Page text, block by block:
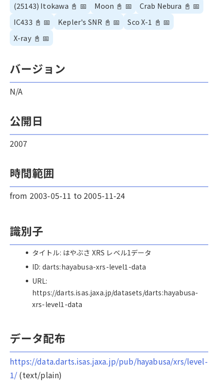
(25143) Itokawa 📓 📅 Moon 📓 📅 Crab Nebura 📓 📅
IC433 📓 📅 Kepler's SNR 📓 📅 Sco X-1 📓 📅
X-ray 📓 📅
バージョン
N/A
公開日
2007
時間範囲
from 2003-05-11 to 2005-11-24
識別子
タイトル: はやぶさ XRS レベル1データ
ID: darts:hayabusa-xrs-level1-data
URL:
https://darts.isas.jaxa.jp/datasets/darts:hayabusa-
xrs-level1-data
データ配布
https://data.darts.isas.jaxa.jp/pub/hayabusa/xrs/level-
1/ (text/plain)